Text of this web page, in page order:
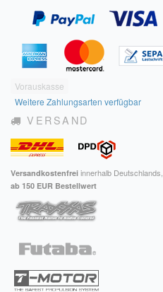
Vorauskasse
Weitere Zahlungsarten verfügbar
VERSAND
Versandkostenfrei innerhalb Deutschlands,
ab 150 EUR Bestellwert